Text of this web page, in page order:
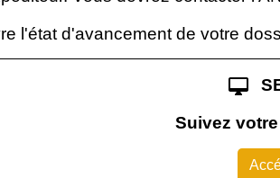
l'état d'avancement de votre
desktop_mac
Suivez